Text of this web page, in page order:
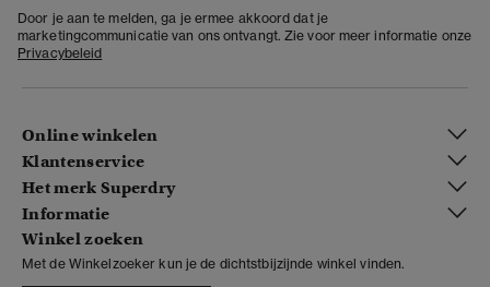
Door je aan te melden, ga je ermee akkoord dat je
marketingcommunicatie van ons ontvangt. Zie voor meer informatie onze
Privacybeleid
Online winkelen
Klantenservice
Het merk Superdry
Informatie
Winkel zoeken
Met de Winkelzoeker kun je de dichtstbijzijnde winkel vinden.